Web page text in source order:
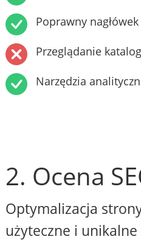
Poprawny
Przeglądanie
Narzędzia
2. Ocena
Optymalizacja
użyteczne i